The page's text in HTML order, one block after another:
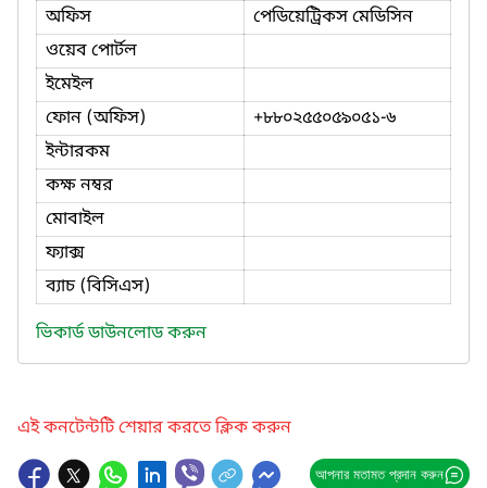
অফিস
পেডিয়েট্রিকস মেডিসিন
ওয়েব পোর্টল
ইমেইল
ফোন (অফিস)
+৮৮০২৫৫০৫৯০৫১-৬
ইন্টারকম
কক্ষ নম্বর
মোবাইল
ফ্যাক্স
ব্যাচ (বিসিএস)
ভিকার্ড ডাউনলোড করুন
এই কনটেন্টটি শেয়ার করতে ক্লিক করুন
আপনার মতামত প্রদান করুন